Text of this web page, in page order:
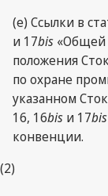
(e) Ссылки в
и 17bis «Общей
положения
по охране
указанном
16, 16bis и 17bis
конвенции.
(2)